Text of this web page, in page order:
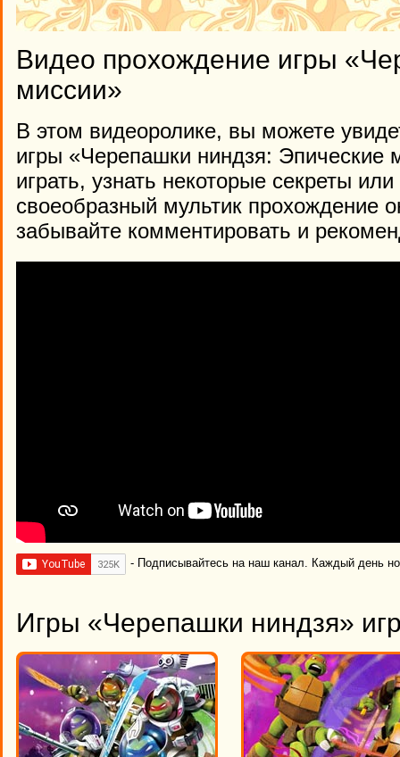
Видео прохождение игры
миссии»
В этом видеоролике, вы можете
игры «Черепашки ниндзя: Эпические
играть, узнать некоторые секреты
своеобразный мультик прохождение
забывайте комментировать и
- Подписывайтесь на наш канал. Каждый день
Игры «Черепашки ниндзя»